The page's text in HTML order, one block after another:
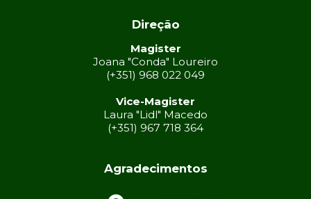
Direção
Magister
Joana "Conda" Loureiro
(+351) 968 022 049
Vice-Magister
Laura "Lidl" Macedo
(+351) 967 718 364
Agradecimentos